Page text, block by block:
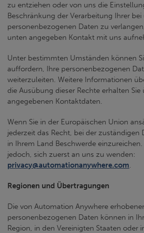
zu entziehen oder von uns die
Beschränkung der Verarbeitung Ihrer
personenbezogenen Daten zu
unten angegeben Kontakt mit uns
Unter bestimmten Umständen können
auffordern, Ihre personenbezogenen
weiterzuleiten. Weitere Informationen
die Ausübung dieser Rechte erhalten Sie
angegebenen Kontaktdaten.
Wenn Sie in der Europäischen Union
jederzeit das Recht, bei der
in Ihrem Land Beschwerde
jedoch, sich zuerst an uns zu wenden:
privacy@automationanywhere.com.
Regionen und Übertragungen
Die von Automation Anywhere
personenbezogenen Daten können in
Region, in den Vereinigten Staaten oder